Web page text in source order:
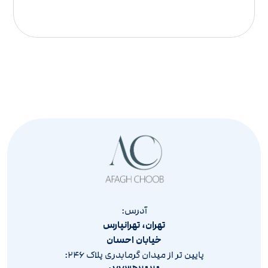
آدرس:
تهران، تهرانپارس
خیابان احسان
پایین تر از میدان گرمابدری پلاک ۲۴۶: